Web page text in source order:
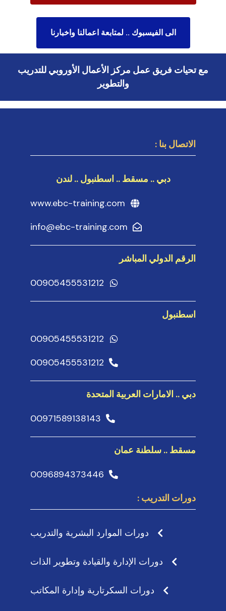
الى الفيسبوك .. لمتابعة اعمالنا واخبارنا
مع تحيات فريق عمل مركز الأعمال الأوروبي للتدريب
والتطوير
الاتصال بنا :
دبي .. مسقط .. اسطنبول .. لندن
www.ebc-training.com
info@ebc-training.com
الرقم الدولي المباشر
00905455531212
اسطنبول
00905455531212
00905455531212
دبي .. الامارات العربية المتحدة
00971589138143
مسقط .. سلطنة عمان
0096894373446
دورات التدريب :
دورات الموارد البشرية والتدريب
دورات الإدارة والقيادة وتطوير الذات
دورات السكرتارية وإدارة المكاتب